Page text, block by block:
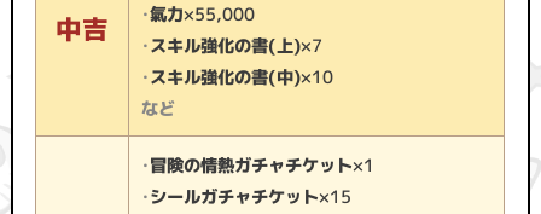
中吉 ・氣力×55,000
・スキル強化の書(上)×7
・スキル強化の書(中)×10
など
・冒険の情熱ガチャチケット×1
・シールガチャチケット×15